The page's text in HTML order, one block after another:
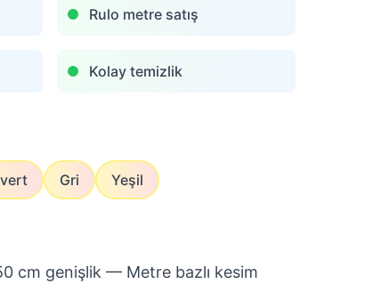
Rulo metre satış
Kolay temizlik
Gri Yeşil
cm genişlik — Metre bazlı kesim